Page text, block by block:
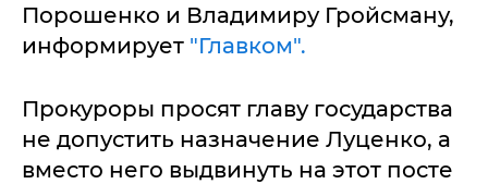
Порошенко и Владимиру Гройсману,
информирует "Главком".
Прокуроры просят главу государства
не допустить назначение Луценко, а
вместо него выдвинуть на этот посте